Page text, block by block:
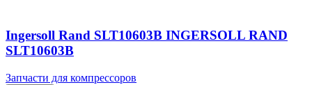
Ingersoll Rand SLT10603B INGERSOLL RAND
SLT10603B
Запчасти для компрессоров